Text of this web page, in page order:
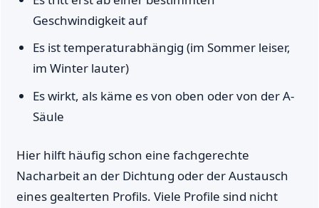
Geschwindigkeit auf
Es ist temperaturabhängig (im Sommer leiser,
im Winter lauter)
Es wirkt, als käme es von oben oder von der A-
Säule
Hier hilft häufig schon eine fachgerechte
Nacharbeit an der Dichtung oder der Austausch
eines gealterten Profils. Viele Profile sind nicht